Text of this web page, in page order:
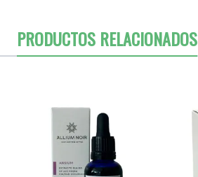
PRODUCTOS RELACIONADOS